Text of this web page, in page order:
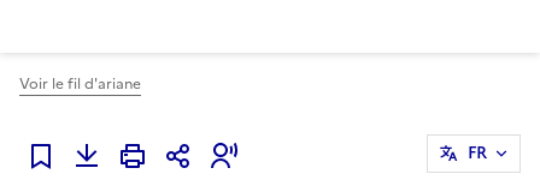
Voir le fil d'ariane
Ajouter à mes favoris
FR